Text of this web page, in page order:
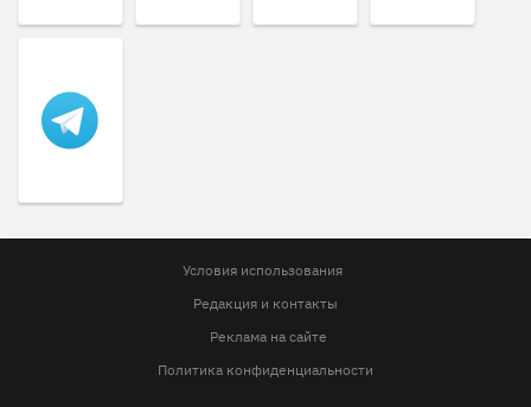
Условия использования
Редакция и контакты
Реклама на сайте
Политика конфиденциальности